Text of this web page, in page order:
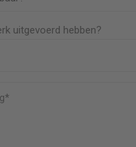
uitgevoerd hebben?